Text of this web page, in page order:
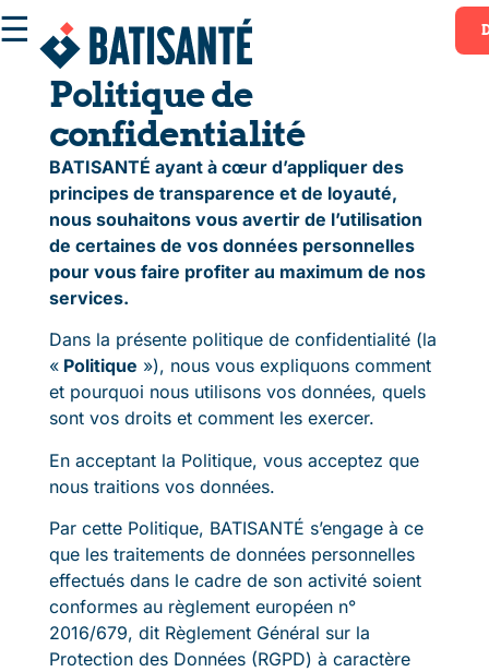
Politique de
confidentialité
BATISANTÉ ayant à cœur d’appliquer des
principes de transparence et de loyauté,
nous souhaitons vous avertir de l’utilisation
de certaines de vos données personnelles
pour vous faire profiter au maximum de nos
services.
Dans la présente politique de confidentialité (la
«Politique »), nous vous expliquons comment
et pourquoi nous utilisons vos données, quels
sont vos droits et comment les exercer.
En acceptant la Politique, vous acceptez que
nous traitions vos données.
Par cette Politique, BATISANTÉ s’engage à ce
que les traitements de données personnelles
effectués dans le cadre de son activité soient
conformes au règlement européen n°
2016/679, dit Règlement Général sur la
Protection des Données (RGPD) à caractère